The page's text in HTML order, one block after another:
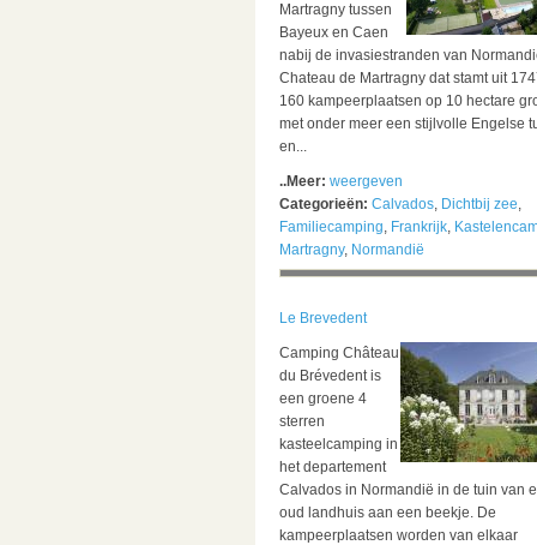
Martragny tussen
Bayeux en Caen
nabij de invasiestranden van
Chateau de Martragny dat stamt uit
160 kampeerplaatsen op 10 hectare
met onder meer een stijlvolle Engelse
en...
..Meer: weergeven
Categorieën: Calvados, Dichtbij zee,
Familiecamping, Frankrijk,
Martragny, Normandië
Le Brevedent
Camping Château
du Brévedent is
een groene 4
sterren
kasteelcamping in
het departement
Calvados in Normandië in de tuin van
oud landhuis aan een beekje. De
kampeerplaatsen worden van elkaar